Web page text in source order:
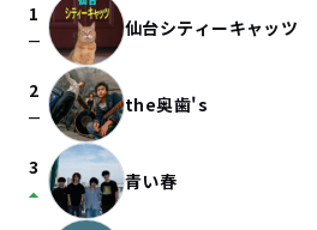
1
check_indeterminate_small 仙台シティーキャッツ
2
check_indeterminate_small the奥歯's
3
arrow_drop_up 青い春